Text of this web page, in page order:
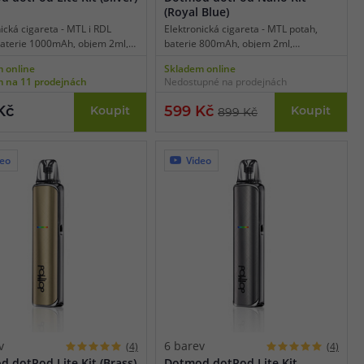
cigareta - MTL i RDL
1000mAh, objem 2ml,
C, regulace air-flow,
detekce odporu,
cartridgí dotPod, krásné
online
na 11 prodejnách
Koupit
(Royal Blue)
Elektronická cigareta - MTL potah,
baterie 800mAh, objem 2ml,
dobíjení USB-C, LED indikační dioda,
šňůrka na krk v balení.
Skladem online
Nedostupné na prodejnách
599 Kč 899 Kč Koupit
(4)
Video
6 barev (4)